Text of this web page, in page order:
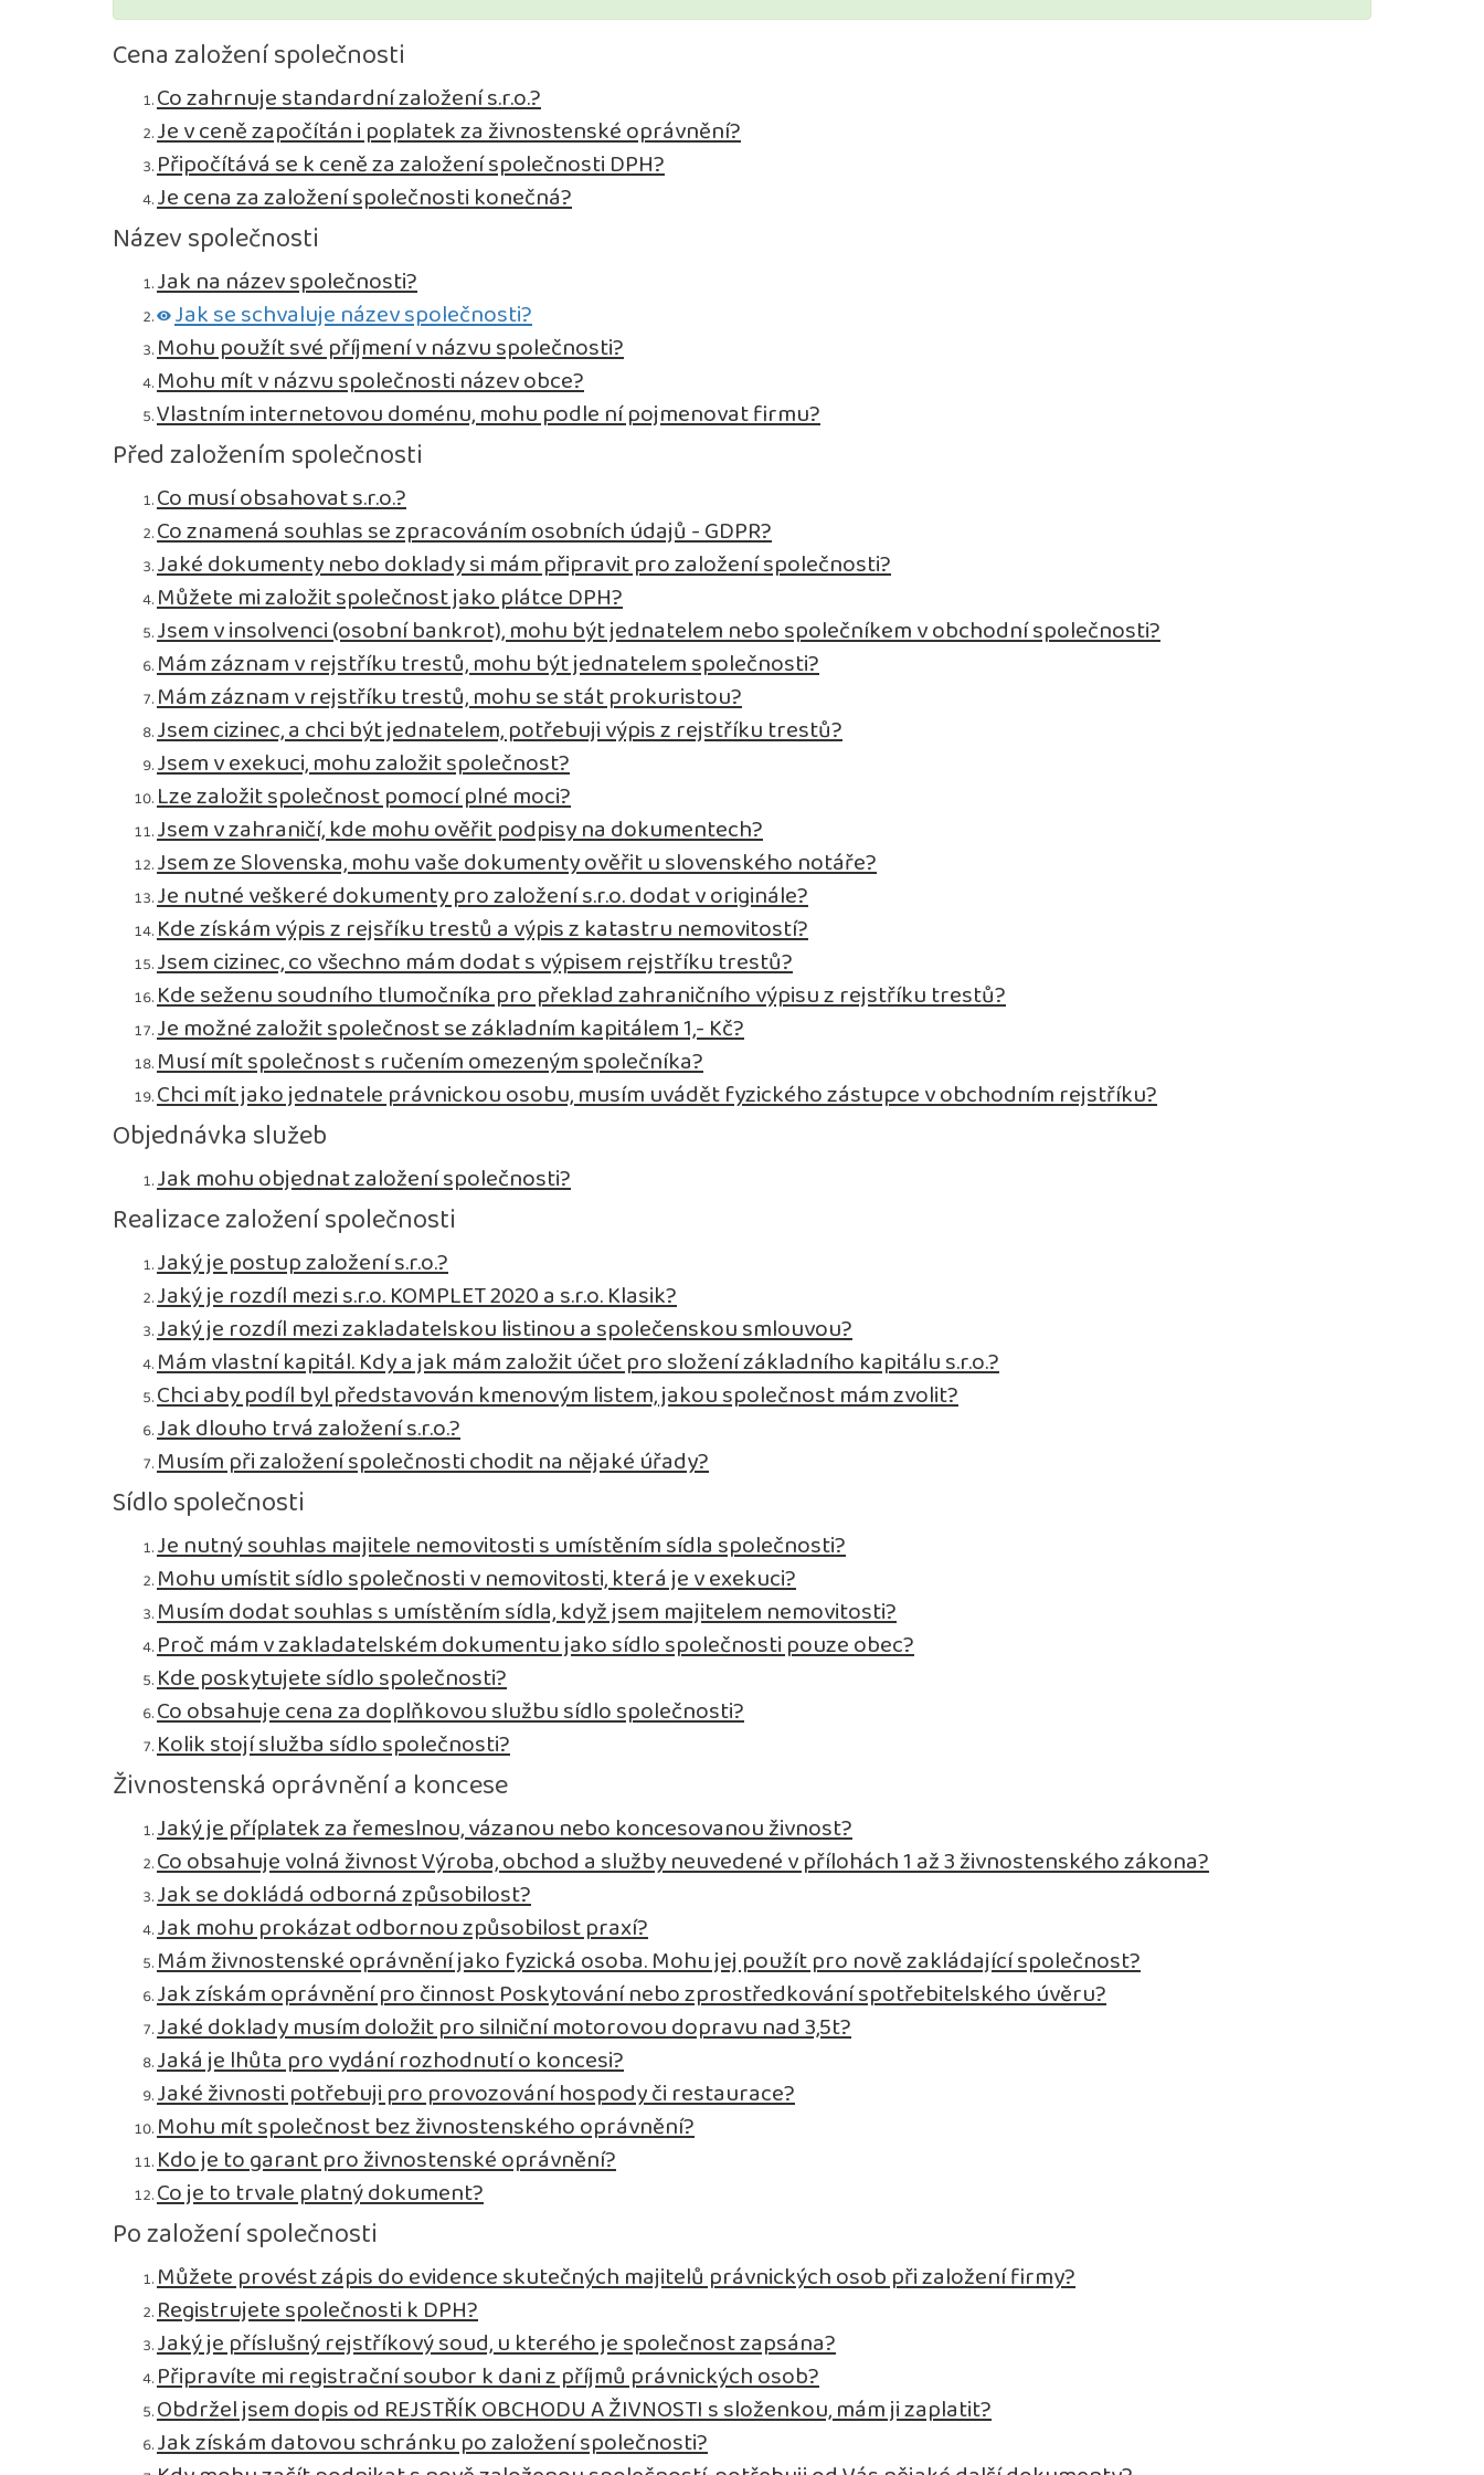
Cena založení společnosti
Co zahrnuje standardní založení s.r.o.?
Je v ceně započítán i poplatek za živnostenské oprávnění?
Připočítává se k ceně za založení společnosti DPH?
Je cena za založení společnosti konečná?
Název společnosti
Jak na název společnosti?
Jak se schvaluje název společnosti?
Mohu použít své příjmení v názvu společnosti?
Mohu mít v názvu společnosti název obce?
Vlastním internetovou doménu, mohu podle ní pojmenovat firmu?
Před založením společnosti
Co musí obsahovat s.r.o.?
Co znamená souhlas se zpracováním osobních údajů - GDPR?
Jaké dokumenty nebo doklady si mám připravit pro založení společnosti?
Můžete mi založit společnost jako plátce DPH?
Jsem v insolvenci (osobní bankrot), mohu být jednatelem nebo společníkem v obchodní společnosti?
Mám záznam v rejstříku trestů, mohu být jednatelem společnosti?
Mám záznam v rejstříku trestů, mohu se stát prokuristou?
Jsem cizinec, a chci být jednatelem, potřebuji výpis z rejstříku trestů?
Jsem v exekuci, mohu založit společnost?
Lze založit společnost pomocí plné moci?
Jsem v zahraničí, kde mohu ověřit podpisy na dokumentech?
Jsem ze Slovenska, mohu vaše dokumenty ověřit u slovenského notáře?
Je nutné veškeré dokumenty pro založení s.r.o. dodat v originále?
Kde získám výpis z rejsříku trestů a výpis z katastru nemovitostí?
Jsem cizinec, co všechno mám dodat s výpisem rejstříku trestů?
Kde seženu soudního tlumočníka pro překlad zahraničního výpisu z rejstříku trestů?
Je možné založit společnost se základním kapitálem 1,- Kč?
Musí mít společnost s ručením omezeným společníka?
Chci mít jako jednatele právnickou osobu, musím uvádět fyzického zástupce v obchodním rejstříku?
Objednávka služeb
Jak mohu objednat založení společnosti?
Realizace založení společnosti
Jaký je postup založení s.r.o.?
Jaký je rozdíl mezi s.r.o. KOMPLET 2020 a s.r.o. Klasik?
Jaký je rozdíl mezi zakladatelskou listinou a společenskou smlouvou?
Mám vlastní kapitál. Kdy a jak mám založit účet pro složení základního kapitálu s.r.o.?
Chci aby podíl byl představován kmenovým listem, jakou společnost mám zvolit?
Jak dlouho trvá založení s.r.o.?
Musím při založení společnosti chodit na nějaké úřady?
Sídlo společnosti
Je nutný souhlas majitele nemovitosti s umístěním sídla společnosti?
Mohu umístit sídlo společnosti v nemovitosti, která je v exekuci?
Musím dodat souhlas s umístěním sídla, když jsem majitelem nemovitosti?
Proč mám v zakladatelském dokumentu jako sídlo společnosti pouze obec?
Kde poskytujete sídlo společnosti?
Co obsahuje cena za doplňkovou službu sídlo společnosti?
Kolik stojí služba sídlo společnosti?
Živnostenská oprávnění a koncese
Jaký je příplatek za řemeslnou, vázanou nebo koncesovanou živnost?
Co obsahuje volná živnost Výroba, obchod a služby neuvedené v přílohách 1 až 3 živnostenského zákona?
Jak se dokládá odborná způsobilost?
Jak mohu prokázat odbornou způsobilost praxí?
Mám živnostenské oprávnění jako fyzická osoba. Mohu jej použít pro nově zakládající společnost?
Jak získám oprávnění pro činnost Poskytování nebo zprostředkování spotřebitelského úvěru?
Jaké doklady musím doložit pro silniční motorovou dopravu nad 3,5t?
Jaká je lhůta pro vydání rozhodnutí o koncesi?
Jaké živnosti potřebuji pro provozování hospody či restaurace?
Mohu mít společnost bez živnostenského oprávnění?
Kdo je to garant pro živnostenské oprávnění?
Co je to trvale platný dokument?
Po založení společnosti
Můžete provést zápis do evidence skutečných majitelů právnických osob při založení firmy?
Registrujete společnosti k DPH?
Jaký je příslušný rejstříkový soud, u kterého je společnost zapsána?
Připravíte mi registrační soubor k dani z příjmů právnických osob?
Obdržel jsem dopis od REJSTŘÍK OBCHODU A ŽIVNOSTI s složenkou, mám ji zaplatit?
Jak získám datovou schránku po založení společnosti?